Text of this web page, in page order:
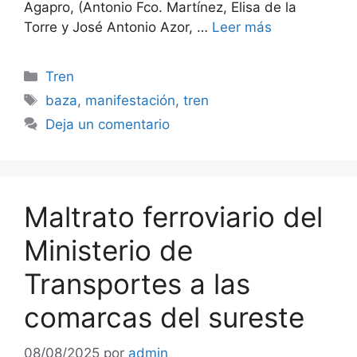
Agapro, (Antonio Fco. Martínez, Elisa de la
Torre y José Antonio Azor, … Leer más
Categorías
Tren
Etiquetas
baza, manifestación,tren
Deja un comentario
Maltrato ferroviario del
Ministerio de
Transportes a las
comarcas del sureste
08/08/2025 por admin